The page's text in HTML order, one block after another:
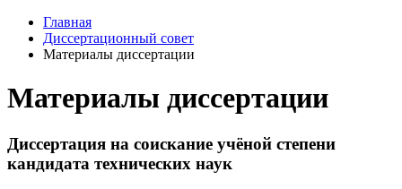
Главная
Диссертационный совет
Материалы диссертации
Материалы диссертации
Диссертация на соискание учёной степени
кандидата технических наук